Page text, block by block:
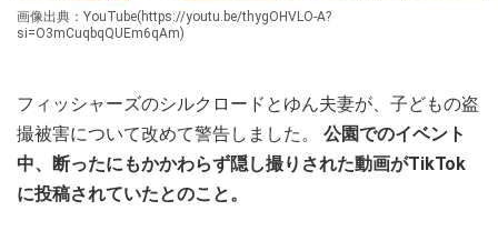
画像出典：YouTube(https://youtu.be/thygOHVLO-A?
si=O3mCuqbqQUEm6qAm)
フィッシャーズのシルクロードとゆん夫妻が、子どもの盗
撮被害について改めて警告しました。 公園でのイベント
中、断ったにもかかわらず隠し撮りされた動画がTikTok
に投稿されていたとのこと。